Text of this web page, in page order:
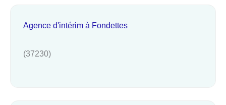
Agence d'intérim à Fondettes
(37230)